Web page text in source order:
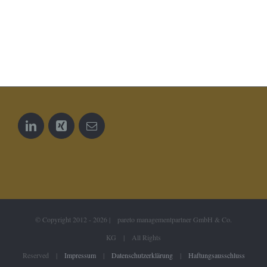
© Copyright 2012 - 2026 | pareto managementpartner GmbH & Co.
KG | All Rights
Reserved | Impressum| Datenschutzerklärung| Haftungsausschluss